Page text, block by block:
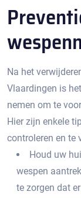
Na het
Vlaardingen is
nemen om te
Hier zijn enkele
controleren en te
Houd uw
wespen
te zorgen dat